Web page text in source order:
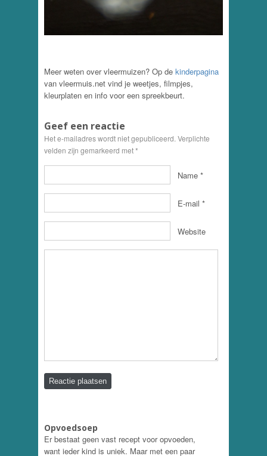
Meer weten over vleermuizen? Op de kinderpagina
van vleermuis.net vind je weetjes, filmpjes,
kleurplaten en info voor een spreekbeurt.
Geef een reactie
Het e-mailadres wordt niet gepubliceerd. Verplichte
velden zijn gemarkeerd met*
Name *
E-mail *
Website
Opvoedsoep
Er bestaat geen vast recept voor opvoeden,
want ieder kind is uniek. Maar met een paar